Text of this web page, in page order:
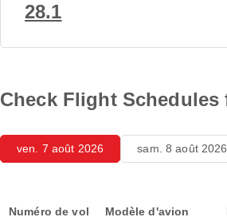
28.1
Check Flight
ven. 7 août 2026 sam. 8 août 2026
Numéro de vol Modèle d'avion